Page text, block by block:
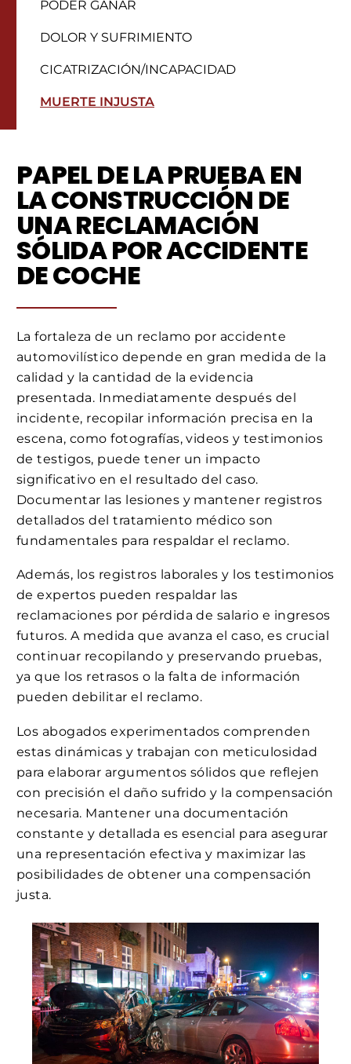
PODER GANAR
DOLOR Y SUFRIMIENTO
CICATRIZACIÓN/INCAPACIDAD
MUERTE INJUSTA
PAPEL DE LA PRUEBA EN
LA CONSTRUCCIÓN DE
UNA RECLAMACIÓN
SÓLIDA POR ACCIDENTE
DE COCHE
La fortaleza de un reclamo por accidente
automovilístico depende en gran medida de la
calidad y la cantidad de la evidencia
presentada. Inmediatamente después del
incidente, recopilar información precisa en la
escena, como fotografías, videos y testimonios
de testigos, puede tener un impacto
significativo en el resultado del caso.
Documentar las lesiones y mantener registros
detallados del tratamiento médico son
fundamentales para respaldar el reclamo.
Además, los registros laborales y los testimonios
de expertos pueden respaldar las
reclamaciones por pérdida de salario e ingresos
futuros. A medida que avanza el caso, es crucial
continuar recopilando y preservando pruebas,
ya que los retrasos o la falta de información
pueden debilitar el reclamo.
Los abogados experimentados comprenden
estas dinámicas y trabajan con meticulosidad
para elaborar argumentos sólidos que reflejen
con precisión el daño sufrido y la compensación
necesaria. Mantener una documentación
constante y detallada es esencial para asegurar
una representación efectiva y maximizar las
posibilidades de obtener una compensación
justa.